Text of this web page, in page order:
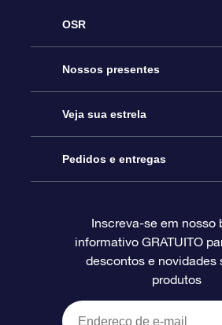
OSR
Serviço
Entre em contato conosco
Blog
Avaliações
Nossos presentes
Presente estrelar on-line
Pacote de presente da OSR
O cartão de presente da OSR
Presentes corporativos
Veja sua estrela
Star Register
Página estelar personalizada
Um Milhão de Estrelas
Pedidos e entregas
Informações de pagamento
Inscreva-se em nosso
informativo GRATUITO
descontos e novidades
produtos